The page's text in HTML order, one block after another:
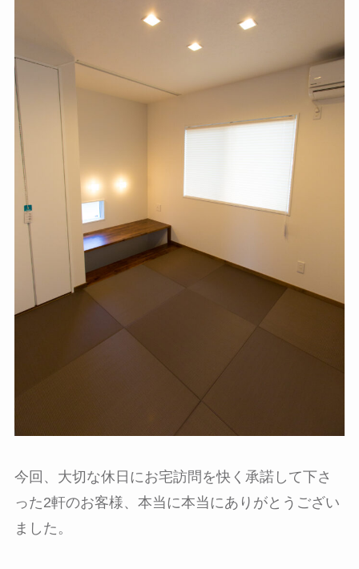
今回、大切な休日にお宅訪問を快く承諾して下さ
った2軒のお客様、本当に本当にありがとうござい
ました。